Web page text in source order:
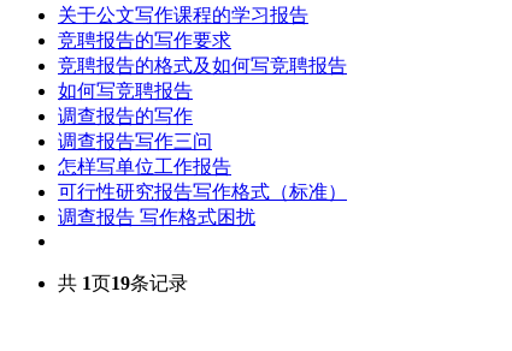
关于公文写作课程的学习报告
竞聘报告的写作要求
竞聘报告的格式及如何写竞聘报告
如何写竞聘报告
调查报告的写作
调查报告写作三问
怎样写单位工作报告
可行性研究报告写作格式（标准）
调查报告 写作格式困扰
共 1页19条记录